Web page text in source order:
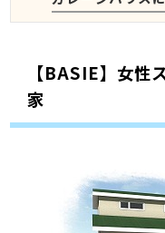
【BASIE】女性
家